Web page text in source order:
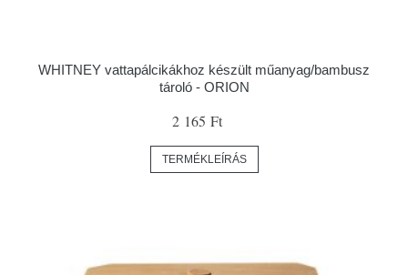
WHITNEY vattapálcikákhoz készült műanyag/bambusz
tároló - ORION
2 165 Ft
TERMÉKLEÍRÁS